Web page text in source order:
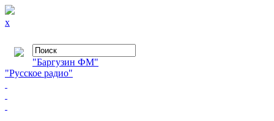
x
"Баргузин ФМ"
"Русское радио"